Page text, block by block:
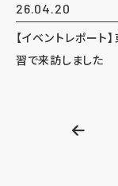
26.04.20
【イベントレポー
習で来訪しました